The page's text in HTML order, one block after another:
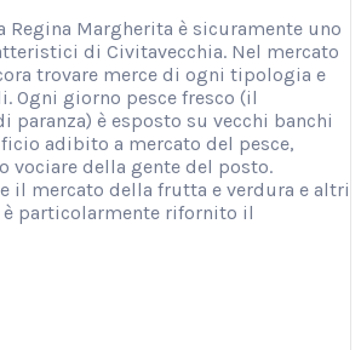
Regina Margherita è sicuramente uno
di Civitavecchia. Nel mercato
trovare merce di ogni tipologia e
Ogni giorno pesce fresco (il
paranza) è esposto su vecchi banchi
adibito a mercato del pesce,
vociare della gente del posto.
il mercato della frutta e verdura e altri
particolarmente rifornito il